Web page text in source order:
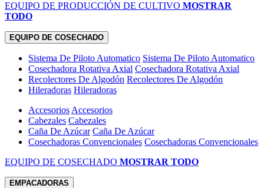
EQUIPO DE PRODUCCIÓN DE CULTIVO MOSTRAR
TODO
EQUIPO DE COSECHADO
Sistema De Piloto Automatico Sistema De Piloto Automatico
Cosechadora Rotativa Axial Cosechadora Rotativa Axial
Recolectores De Algodón Recolectores De Algodón
Hileradoras Hileradoras
Accesorios Accesorios
Cabezales Cabezales
Caña De Azúcar Caña De Azúcar
Cosechadoras Convencionales Cosechadoras Convencionales
EQUIPO DE COSECHADO MOSTRAR TODO
EMPACADORAS